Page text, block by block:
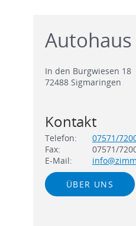
In den Burgwiesen 18
72488 Sigmaringen
Kontakt
Telefon:
07571/
Fax:
07571/
E-Mail:
ÜBER UNS